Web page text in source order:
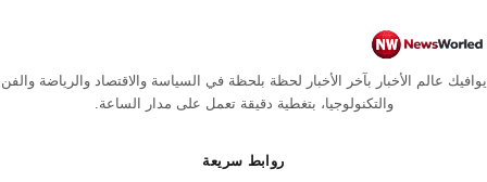
يوافيك عالم الأخبار بآخر الأخبار لحظة بلحظة في السياسة والاقتصاد والرياضة والفن
والتكنولوجيا، بتغطية دقيقة تعمل على مدار الساعة.
روابط سريعة